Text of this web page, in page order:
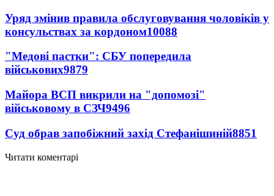
Уряд змінив правила обслуговування чоловіків у
консульствах за кордоном10088
"Медові пастки": СБУ попередила
військових9879
Майора ВСП викрили на "допомозі"
військовому в СЗЧ9496
Суд обрав запобіжний захід Стефанішиній8851
Читати коментарі